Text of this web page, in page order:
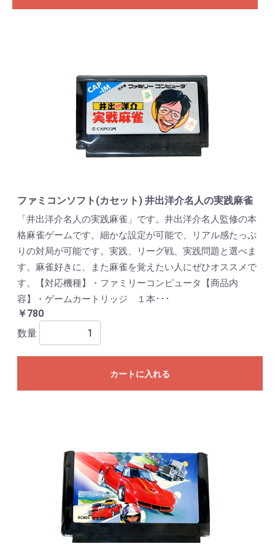
ファミコンソフト(カセット) 井出洋介名人の実践麻雀
「井出洋介名人の実践麻雀」です。井出洋介名人監修の本
格麻雀ゲームです。細かな設定が可能で、リアル感たっぷ
りの対局が可能です。実践、リーグ戦、実践問題と選べま
す。麻雀好きに、また麻雀を覚えたい人にぜひオススメで
す。【対応機種】・ファミリーコンピュータ【商品内
容】・ゲームカートリッジ １本･･･
￥780
数量
カートに入れる